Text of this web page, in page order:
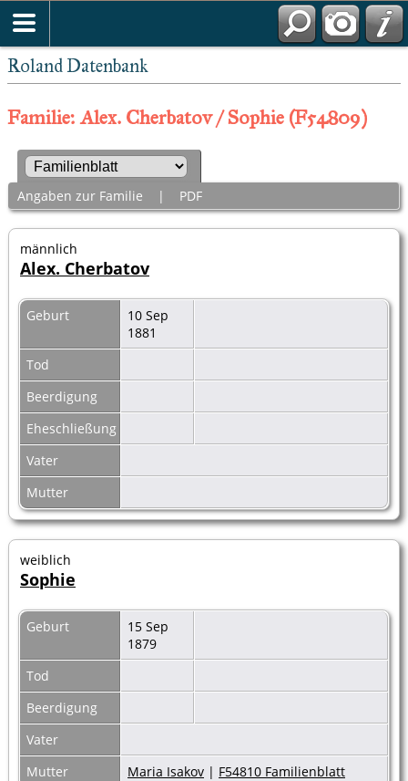
Roland Datenbank
Familie: Alex. Cherbatov / Sophie (F54809)
Angaben zur Familie | PDF
männlich
Alex. Cherbatov
Geburt
10 Sep
1881
Tod
Beerdigung
Eheschließung
Vater
Mutter
weiblich
Sophie
Geburt
15 Sep
1879
Tod
Beerdigung
Vater
Mutter
Maria Isakov | F54810 Familienblatt